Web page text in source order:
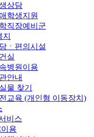
상담
학생지원
직장예비군
ㆍ편의시설
실
병원이용
안내
물 찾기
교육 (개인형 이동장치)
비스
용